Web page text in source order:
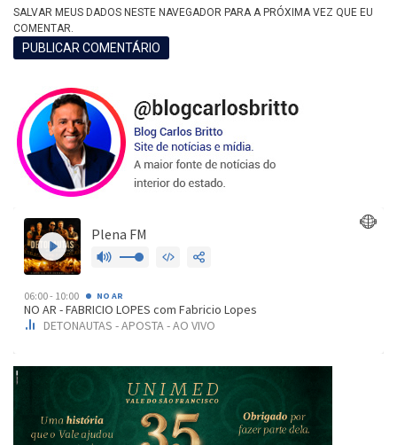
SALVAR MEUS DADOS NESTE NAVEGADOR PARA A PRÓXIMA VEZ QUE EU
COMENTAR.